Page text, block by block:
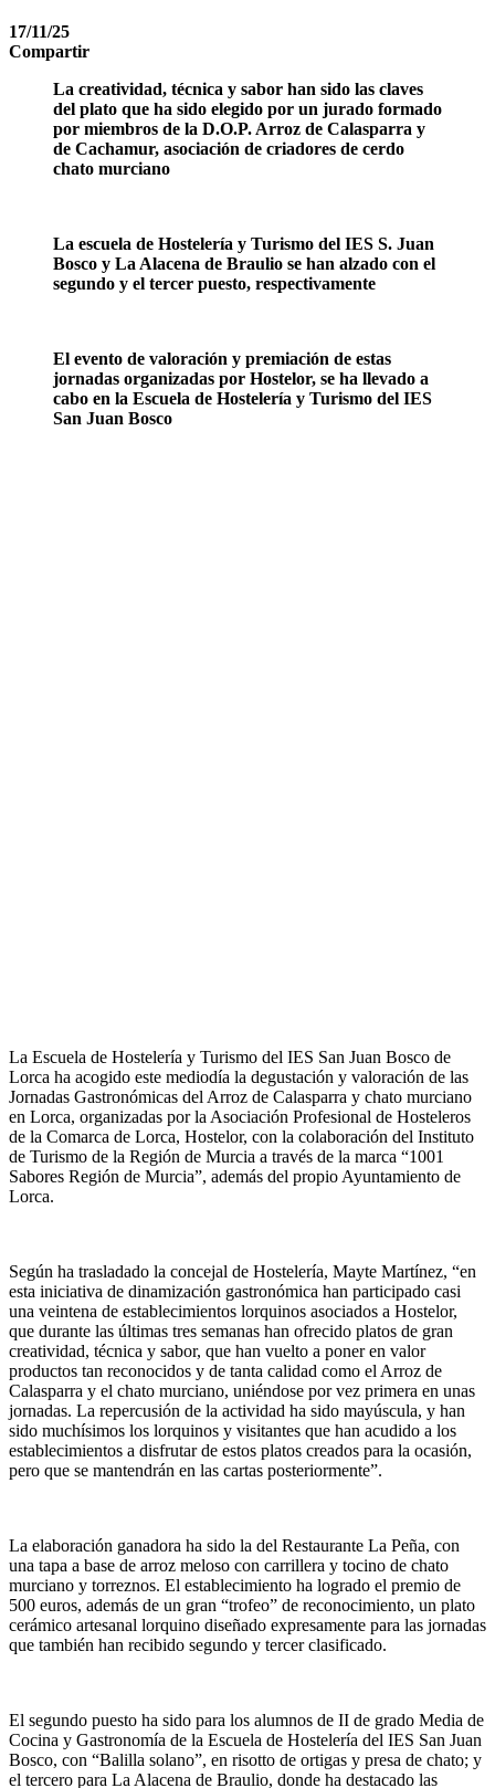
17/11/25
Compartir
La creatividad, técnica y sabor han sido las claves
del plato que ha sido elegido por un jurado formado
por miembros de la D.O.P. Arroz de Calasparra y
de Cachamur, asociación de criadores de cerdo
chato murciano
La escuela de Hostelería y Turismo del IES S. Juan
Bosco y La Alacena de Braulio se han alzado con el
segundo y el tercer puesto, respectivamente
El evento de valoración y premiación de estas
jornadas organizadas por Hostelor, se ha llevado a
cabo en la Escuela de Hostelería y Turismo del IES
San Juan Bosco
La Escuela de Hostelería y Turismo del IES San Juan Bosco de
Lorca ha acogido este mediodía la degustación y valoración de las
Jornadas Gastronómicas del Arroz de Calasparra y chato murciano
en Lorca, organizadas por la Asociación Profesional de Hosteleros
de la Comarca de Lorca, Hostelor, con la colaboración del Instituto
de Turismo de la Región de Murcia a través de la marca “1001
Sabores Región de Murcia”, además del propio Ayuntamiento de
Lorca.
Según ha trasladado la concejal de Hostelería, Mayte Martínez, “en
esta iniciativa de dinamización gastronómica han participado casi
una veintena de establecimientos lorquinos asociados a Hostelor,
que durante las últimas tres semanas han ofrecido platos de gran
creatividad, técnica y sabor, que han vuelto a poner en valor
productos tan reconocidos y de tanta calidad como el Arroz de
Calasparra y el chato murciano, uniéndose por vez primera en unas
jornadas. La repercusión de la actividad ha sido mayúscula, y han
sido muchísimos los lorquinos y visitantes que han acudido a los
establecimientos a disfrutar de estos platos creados para la ocasión,
pero que se mantendrán en las cartas posteriormente”.
La elaboración ganadora ha sido la del Restaurante La Peña, con
una tapa a base de arroz meloso con carrillera y tocino de chato
murciano y torreznos. El establecimiento ha logrado el premio de
500 euros, además de un gran “trofeo” de reconocimiento, un plato
cerámico artesanal lorquino diseñado expresamente para las jornadas
que también han recibido segundo y tercer clasificado.
El segundo puesto ha sido para los alumnos de II de grado Media de
Cocina y Gastronomía de la Escuela de Hostelería del IES San Juan
Bosco, con “Balilla solano”, en risotto de ortigas y presa de chato; y
el tercero para La Alacena de Braulio, donde ha destacado las